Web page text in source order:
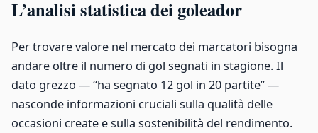
L’analisi statistica dei goleador
Per trovare valore nel mercato dei marcatori bisogna
andare oltre il numero di gol segnati in stagione. Il
dato grezzo — “ha segnato 12 gol in 20 partite” —
nasconde informazioni cruciali sulla qualità delle
occasioni create e sulla sostenibilità del rendimento.